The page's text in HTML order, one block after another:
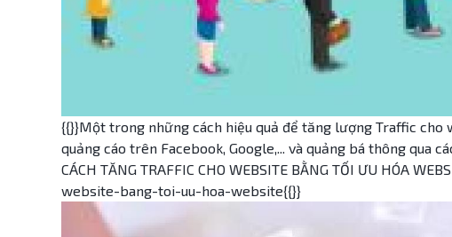
{{}}Một trong những cách hiệu quả để tăng lượng Traffic cho
quảng cáo trên Facebook, Google,... và quảng bá thông qua
CÁCH TĂNG TRAFFIC CHO WEBSITE BẰNG TỐI ƯU HÓA
website-bang-toi-uu-hoa-website{{}}